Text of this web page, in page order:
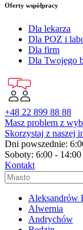
Oferty współpracy
Dla lekarza
Dla POZ i
Dla firm
Dla Twojego
+48 22 899 88 88
Masz problem z
Skorzystaj z naszej
Dni powszednie:
Soboty: 6:00 - 14:00
Kontakt
Aleksandrów
Alwernia
Andrychów